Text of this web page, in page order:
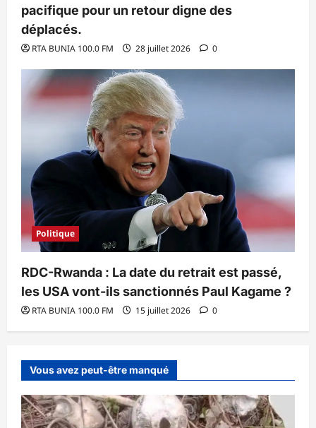
pacifique pour un retour digne des
déplacés.
RTA BUNIA 100.0 FM 28 juillet 2026 0
Politique
RDC-Rwanda : La date du retrait est passé,
les USA vont-ils sanctionnés Paul Kagame ?
RTA BUNIA 100.0 FM 15 juillet 2026 0
Vous avez peut-être manqué